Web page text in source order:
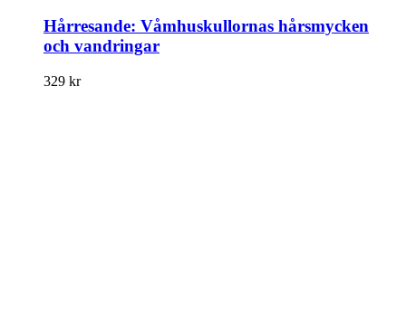
Hårresande: Våmhuskullornas hårsmycken
och vandringar
329 kr